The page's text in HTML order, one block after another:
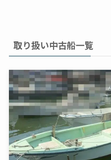
取り扱い中古船一覧